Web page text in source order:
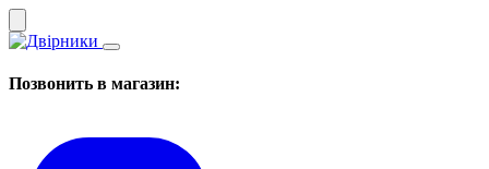
Позвонить в магазин: